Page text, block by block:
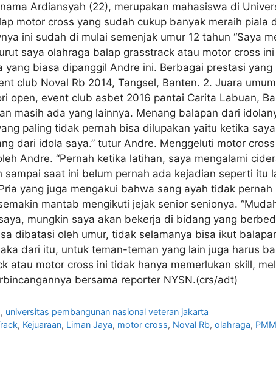
Ardiansyah (22), merupakan mahasiswa di
motor cross yang sudah cukup banyak meraih piala
ini sudah di mulai semenjak umur 12 tahun “Saya
saya olahraga balap grasstrack atau motor cross
yang biasa dipanggil Andre ini. Berbagai prestasi
club Noval Rb 2014, Tangsel, Banten. 2. Juara
open, event club asbet 2016 pantai Carita Labuan,
masih ada yang lainnya. Menang balapan dari
paling tidak pernah bisa dilupakan yaitu ketika
dari idola saya.” tutur Andre. Menggeluti motor
Andre. “Pernah ketika latihan, saya mengalami
sampai saat ini belum pernah ada kejadian seperti itu
yang juga mengakui bahwa sang ayah tidak
mantab mengikuti jejak senior senionya.
mungkin saya akan bekerja di bidang yang
dibatasi oleh umur, tidak selamanya bisa ikut
dari itu, untuk teman-teman yang lain juga harus
atau motor cross ini tidak hanya memerlukan skill,
bersama reporter NYSN.(crs/adt)
, universitas pembangunan nasional veteran jakarta
, Kejuaraan, Liman Jaya, motor cross, Noval Rb,olahraga, PMM